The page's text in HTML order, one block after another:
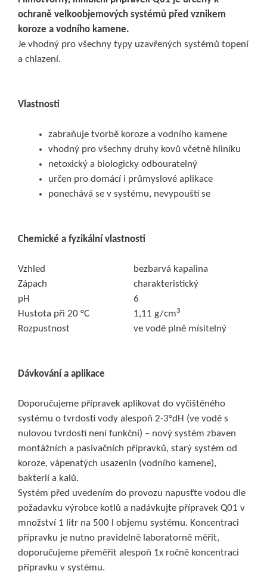
ochraně velkoobjemových systémů před vznikem
koroze a vodního kamene.
Je vhodný pro všechny typy uzavřených systémů topení
a chlazení.
Vlastnosti
zabraňuje tvorbě koroze a vodního kamene
vhodný pro všechny druhy kovů včetně hliníku
netoxický a biologicky odbouratelný
určen pro domácí i průmyslové aplikace
ponechává se v systému, nevypouští se
Chemické a fyzikální vlastnosti
Vzhled
bezbarvá kapalina
Zápach
charakteristický
pH
6
Hustota při 20 °C
1,11 g/cm3
Rozpustnost ve vodě plně mísitelný
Dávkování a aplikace
Doporučujeme přípravek aplikovat do vyčištěného
systému o tvrdosti vody alespoň 2-3°dH (ve vodě s
nulovou tvrdostí není funkční) – nový systém zbaven
montážních a pasivačních přípravků, starý systém od
koroze, vápenatých usazenin (vodního kamene),
bakterií a kalů.
Systém před uvedením do provozu napusťte vodou dle
požadavku výrobce kotlů a nadávkujte přípravek Q01 v
množství 1 litr na 500 l objemu systému. Koncentraci
přípravku je nutno pravidelně laboratorně měřit,
doporučujeme přeměřit alespoň 1x ročně koncentraci
přípravku v systému.